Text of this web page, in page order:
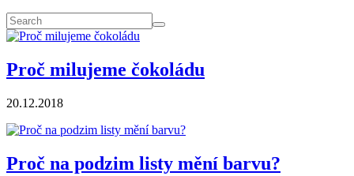
Proč milujeme čokoládu
20.12.2018
Proč na podzim listy mění barvu?